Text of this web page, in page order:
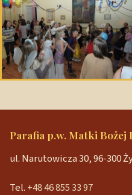
Parafia p.w. Matki Bożej
ul. Narutowicza 30, 96-300
Tel. +48 46 855 33 97